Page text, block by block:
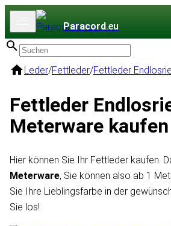
Paracord.eu
Leder/Fettleder/Fettleder
Fettleder
Meterware kaufen
Hier können Sie Ihr Fettleder kaufen.
Meterware, Sie können also ab 1
Sie Ihre Lieblingsfarbe in der
Sie los!